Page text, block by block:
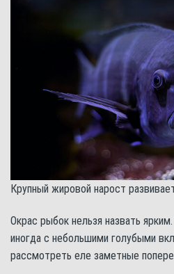
Крупный жировой нарост
Окрас рыбок нельзя назвать
иногда с небольшими голубыми
рассмотреть еле заметные